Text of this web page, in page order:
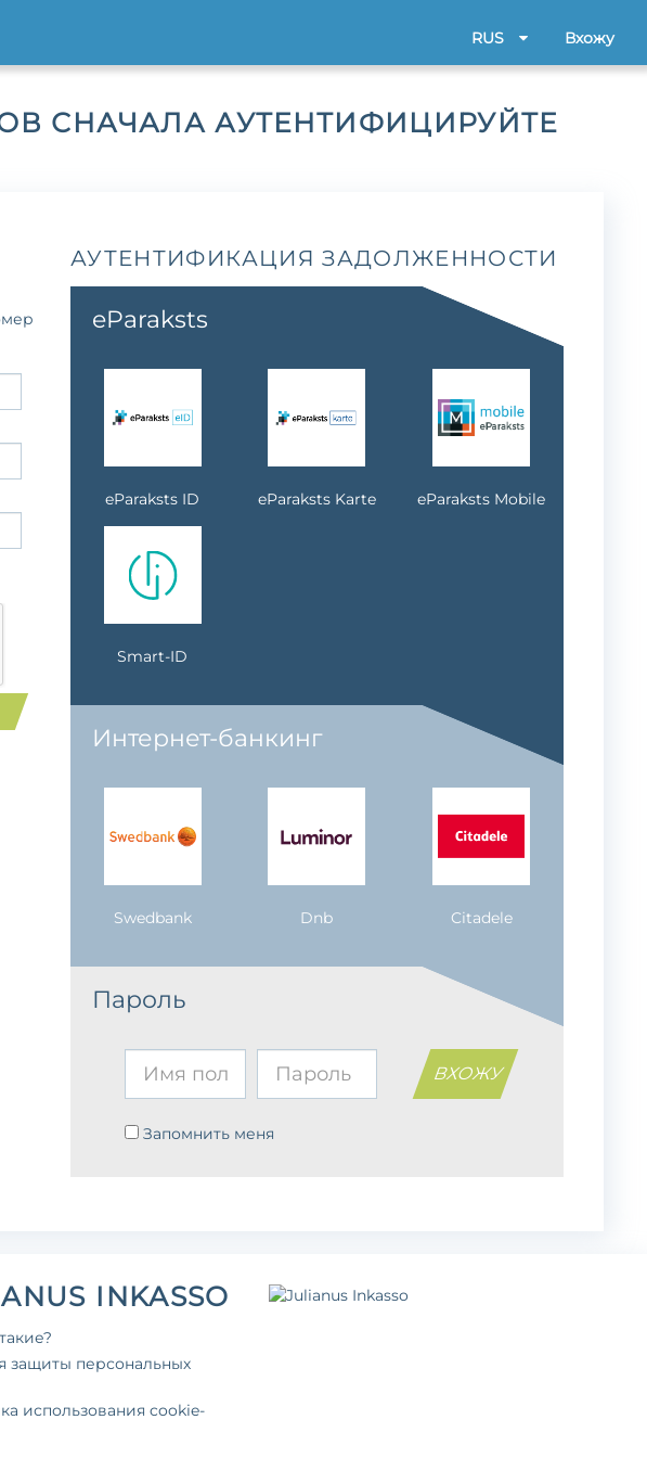
RUS Вхожу
СНАЧАЛА АУТЕНТИФИЦИРУЙТЕ
АУТЕНТИФИКАЦИЯ ЗАДОЛЖЕННОСТИ
eParaksts
eParaksts ID eParaksts Karte eParaksts Mobile
Smart-ID
Интернет-банкинг
Swedbank Dnb Citadele
Пароль
Запомнить меня
INKASSO
защиты персональных
использования cookie-